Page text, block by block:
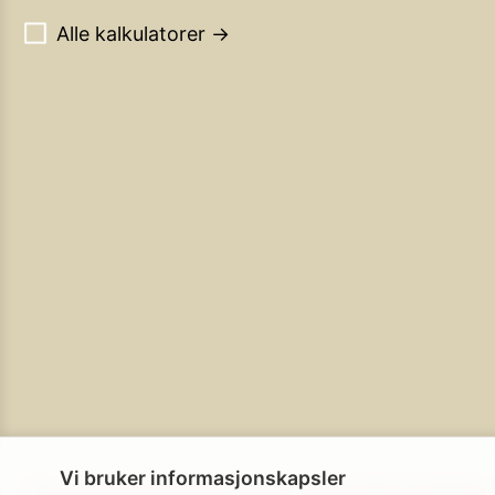
Alle kalkulatorer →
PersonvernBrukerbetingelserCookie-policyCookie-innstillinger
Vi bruker informasjonskapsler